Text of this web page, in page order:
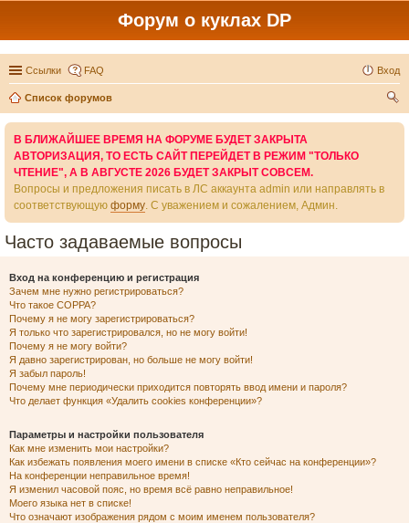
Форум о куклах DP
Ссылки FAQ Вход
Список форумов
В БЛИЖАЙШЕЕ ВРЕМЯ НА ФОРУМЕ БУДЕТ ЗАКРЫТА
АВТОРИЗАЦИЯ, ТО ЕСТЬ САЙТ ПЕРЕЙДЕТ В РЕЖИМ "ТОЛЬКО
ЧТЕНИЕ", А В АВГУСТЕ 2026 БУДЕТ ЗАКРЫТ СОВСЕМ.
Вопросы и предложения писать в ЛС аккаунта admin или направлять в
соответствующую форму. С уважением и сожалением, Админ.
Часто задаваемые вопросы
Вход на конференцию и регистрация
Зачем мне нужно регистрироваться?
Что такое COPPA?
Почему я не могу зарегистрироваться?
Я только что зарегистрировался, но не могу войти!
Почему я не могу войти?
Я давно зарегистрирован, но больше не могу войти!
Я забыл пароль!
Почему мне периодически приходится повторять ввод имени и пароля?
Что делает функция «Удалить cookies конференции»?
Параметры и настройки пользователя
Как мне изменить мои настройки?
Как избежать появления моего имени в списке «Кто сейчас на конференции»?
На конференции неправильное время!
Я изменил часовой пояс, но время всё равно неправильное!
Моего языка нет в списке!
Что означают изображения рядом с моим именем пользователя?